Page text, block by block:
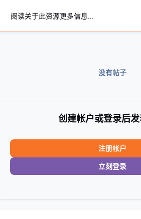
阅读关于此资源更多信息...
没有帖子
创建帐户或登录后
注册帐户
立刻登录